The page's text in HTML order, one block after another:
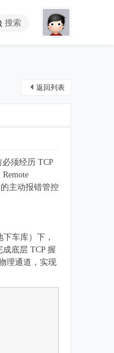
搜索
返回列表
须经历 TCP
主动报错管控
车库）下，
底层 TCP 握
理通道，实现